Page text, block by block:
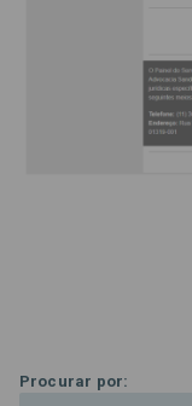
Procurar por: